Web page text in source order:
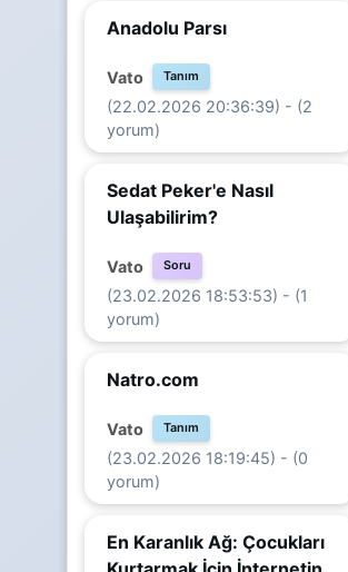
Anadolu Parsı
Vato Tanım
(22.02.2026 20:36:39) - (2
yorum)
Sedat Peker'e Nasıl
Ulaşabilirim?
Vato Soru
(23.02.2026 18:53:53) - (1
yorum)
Natro.com
Vato Tanım
(23.02.2026 18:19:45) - (0
yorum)
En Karanlık Ağ: Çocukları